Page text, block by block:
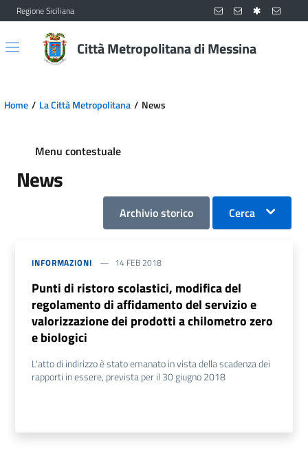
Vai al contenuto principale
Vai al menu principale
Regione Siciliana
Città Metropolitana di Messina
Home La Città Metropolitana News
Menu contestuale
News
Archivio storico Cerca
INFORMAZIONI 14 FEB 2018
Punti di ristoro scolastici, modifica del
regolamento di affidamento del servizio e
valorizzazione dei prodotti a chilometro zero
e biologici
L'atto di indirizzo è stato emanato in vista della scadenza dei
rapporti in essere, prevista per il 30 giugno 2018